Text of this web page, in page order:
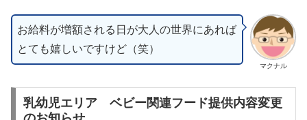
マクナル
お給料が増額される日が大人の世界にあれば
とても嬉しいですけど（笑）
乳幼児エリア ベビー関連フード提供内容変更